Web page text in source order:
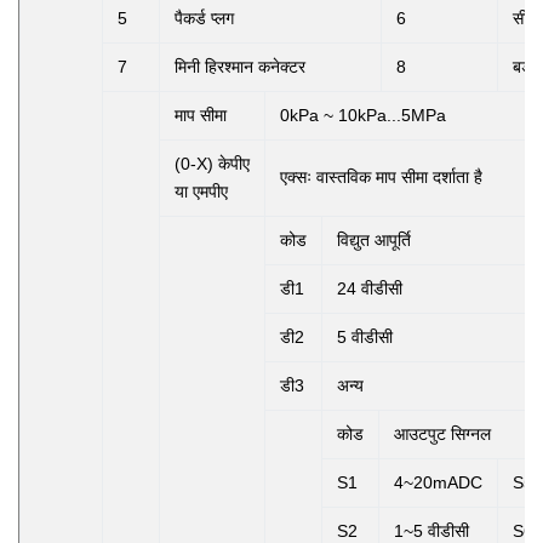
5 पैकर्ड प्लग 6 सील
7 मिनी हिरश्मान कनेक्टर 8 बड़ा
माप सीमा 0kPa ~ 10kPa...5MPa
(0-X) केपीए
या एमपीए
एक्सः वास्तविक माप सीमा दर्शाता है
कोड विद्युत आपूर्ति
डी1 24 वीडीसी
डी2 5 वीडीसी
डी3 अन्य
कोड आउटपुट सिग्नल
S1 4~20mADC S5
S2 1~5 वीडीसी S6